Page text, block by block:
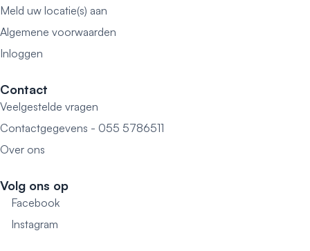
Meld uw locatie(s) aan
Algemene voorwaarden
Inloggen
Contact
Veelgestelde vragen
Contactgegevens - 055 5786511
Over ons
Volg ons op
Facebook
Instagram